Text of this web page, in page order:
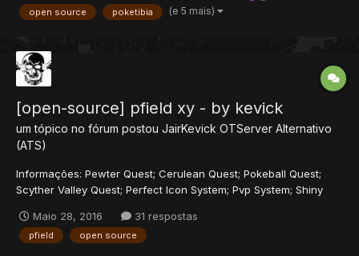
open source poketibia (e 5 mais)
[open-source] pfield xy - by kevick
um tópico no fórum postou JairKevick OTServer Alternativo
(ATS)
Informações: Pewter Quest; Cerulean Quest; Pokeball Quest;
Scyther Valley Quest; Perfect Icon System; Pvp System; Shiny
System; Novas Sprites; Block Respaw System; TV SYSTEM;...
Maio 28, 2016 31 respostas
pfield open source